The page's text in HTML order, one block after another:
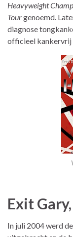
Heavyweight
Tourgenoemd.
diagnose
officieel kankervrij
Exit
In juli 2004 werd